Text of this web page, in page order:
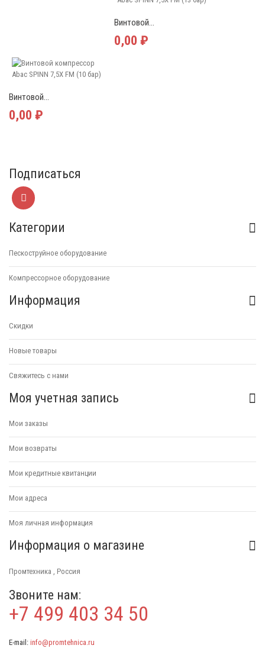
Винтовой...
0,00 ₽
Винтовой...
0,00 ₽
Подписаться
Категории
Пескоструйное оборудование
Компрессорное оборудование
Информация
Скидки
Новые товары
Свяжитесь с нами
Моя учетная запись
Мои заказы
Мои возвраты
Мои кредитные квитанции
Мои адреса
Моя личная информация
Информация о магазине
Промтехника , Россия
Звоните нам:
+7 499 403 34 50
E-mail: info@promtehnica.ru